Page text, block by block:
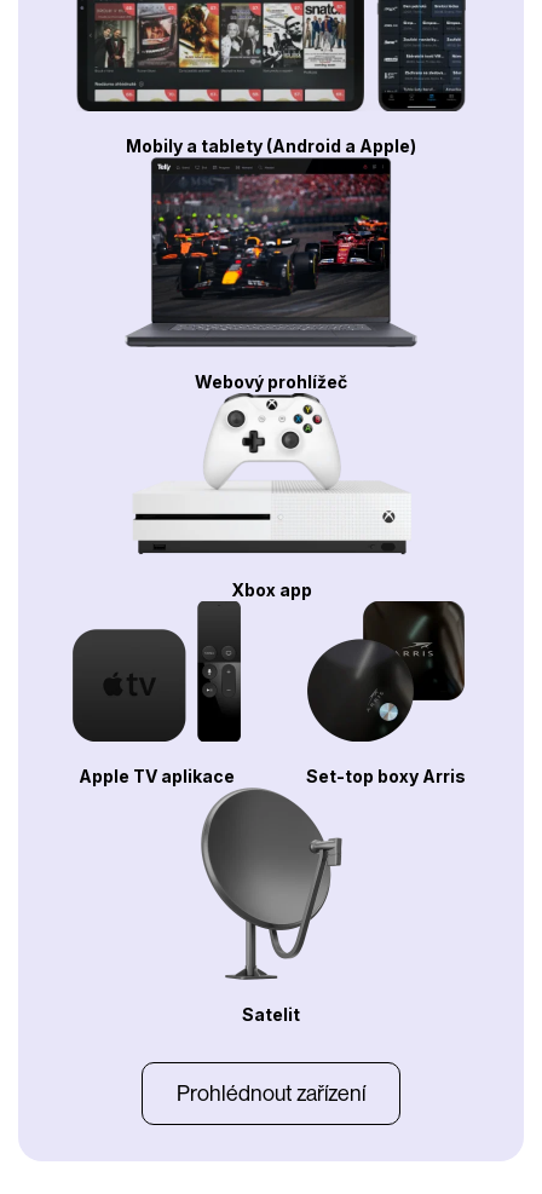
Mobily a tablety (Android a Apple)
Webový prohlížeč
Xbox app
Apple TV aplikace Set-top boxy Arris
Satelit
Prohlédnout zařízení